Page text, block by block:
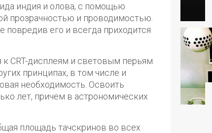
индия и олова, с помощью
прозрачностью и проводимостью.
повредив его и всегда приходится
CRT-дисплеям и световым перьям.
принципах, в том числе и
необходимость. Освоить
лет, причем в астрономических
площадь тачскринов во всех